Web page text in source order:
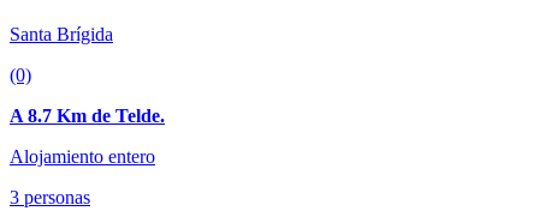
Santa Brígida
(0)
A 8.7 Km de Telde.
Alojamiento entero
3 personas